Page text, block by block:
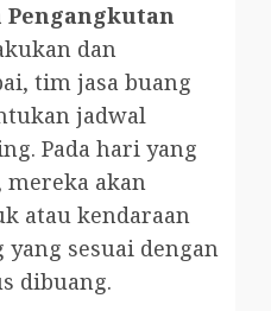
Pengangkutan
dan
tim jasa buang
jadwal
Pada hari yang
akan
atau kendaraan
sesuai dengan
dibuang.